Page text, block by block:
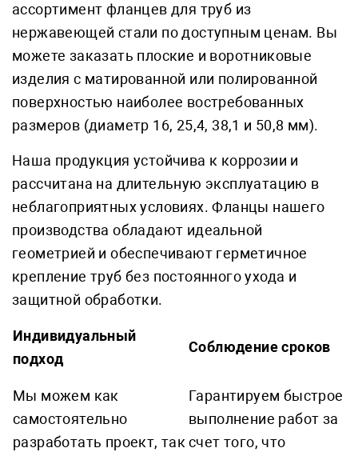
ассортимент фланцев для труб из
нержавеющей стали по доступным ценам. Вы
можете заказать плоские и воротниковые
изделия с матированной или полированной
поверхностью наиболее востребованных
размеров (диаметр 16, 25,4, 38,1 и 50,8 мм).
Наша продукция устойчива к коррозии и
рассчитана на длительную эксплуатацию в
неблагоприятных условиях. Фланцы нашего
производства обладают идеальной
геометрией и обеспечивают герметичное
крепление труб без постоянного ухода и
защитной обработки.
Индивидуальный
подход
Соблюдение сроков
Мы можем как
самостоятельно
разработать проект, так
Гарантируем быстрое
выполнение работ за
счет того, что